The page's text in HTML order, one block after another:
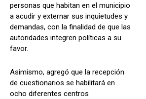
personas que habitan en el municipio
a acudir y externar sus inquietudes y
demandas, con la finalidad de que las
autoridades integren políticas a su
favor.
Asimismo, agregó que la recepción
de cuestionarios se habilitará en
ocho diferentes centros